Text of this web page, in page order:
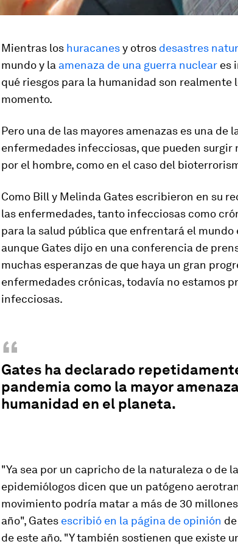
Mientras los huracanesy otros desastres
mundo y la amenaza de una guerra nuclear es
qué riesgos para la humanidad son realmente
momento.
Pero una de las mayores amenazas es una de
enfermedades infecciosas, que pueden surgir
por el hombre, como en el caso del
Como Bill y Melinda Gates escribieron en su
las enfermedades, tanto infecciosas como
para la salud pública que enfrentará el mundo
aunque Gates dijo en una conferencia de
muchas esperanzas de que haya un gran
enfermedades crónicas, todavía no estamos
infecciosas.
“
Gates ha declarado
pandemia como la mayor
humanidad en el planeta.
"Ya sea por un capricho de la naturaleza o de
epidemiólogos dicen que un patógeno
movimiento podría matar a más de 30
año", Gates escribió en la página de opinión
de este año. "Y también sostienen que existe